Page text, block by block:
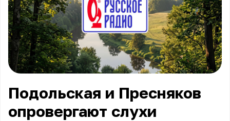
Подольская и Пресняков
опровергают слухи